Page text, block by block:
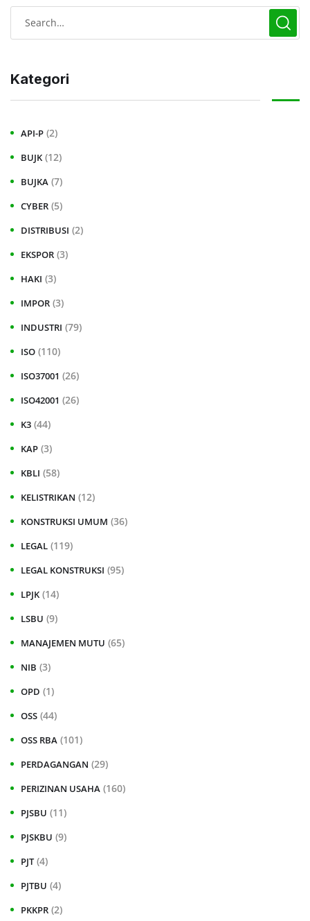
Kategori
API-P (2)
BUJK (12)
BUJKA (7)
CYBER (5)
DISTRIBUSI (2)
EKSPOR (3)
HAKI (3)
IMPOR (3)
INDUSTRI (79)
ISO (110)
ISO37001 (26)
ISO42001 (26)
K3 (44)
KAP (3)
KBLI (58)
KELISTRIKAN (12)
KONSTRUKSI UMUM (36)
LEGAL (119)
LEGAL KONSTRUKSI (95)
LPJK (14)
LSBU (9)
MANAJEMEN MUTU (65)
NIB (3)
OPD (1)
OSS (44)
OSS RBA (101)
PERDAGANGAN (29)
PERIZINAN USAHA (160)
PJSBU (11)
PJSKBU (9)
PJT (4)
PJTBU (4)
PKKPR (2)